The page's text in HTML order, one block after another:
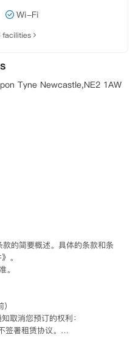
Wi-Fi
facilities
Tyne Newcastle,NE2 1AW
的简要概述。具体的条款和条
。
。
取消您预订的权利：
署租赁协议。
以签署租赁协议，而您未能完